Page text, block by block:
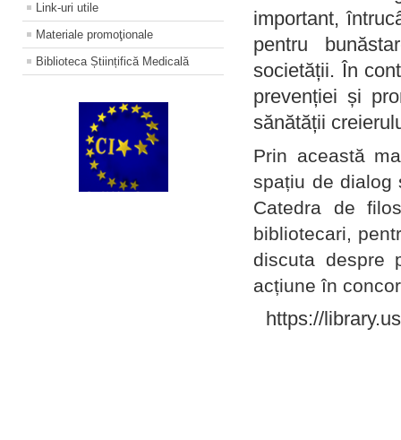
Link-uri utile
Materiale promoţionale
Biblioteca Științifică Medicală
important,
pentru
societății. În
prevenției și
sănătății
Prin această
spațiu de dialog
Catedra de
bibliotecari,
discuta despre
acțiune în
https://